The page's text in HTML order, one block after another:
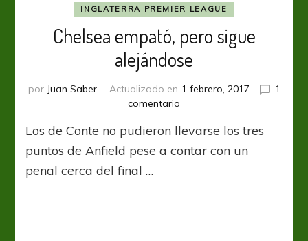
INGLATERRA PREMIER LEAGUE
Chelsea empató, pero sigue
alejándose
por Juan Saber Actualizado en 1 febrero, 2017
1
comentario
empató,
pero
Los de Conte no pudieron llevarse los tres
puntos de Anfield pese a contar con un
penal cerca del final …